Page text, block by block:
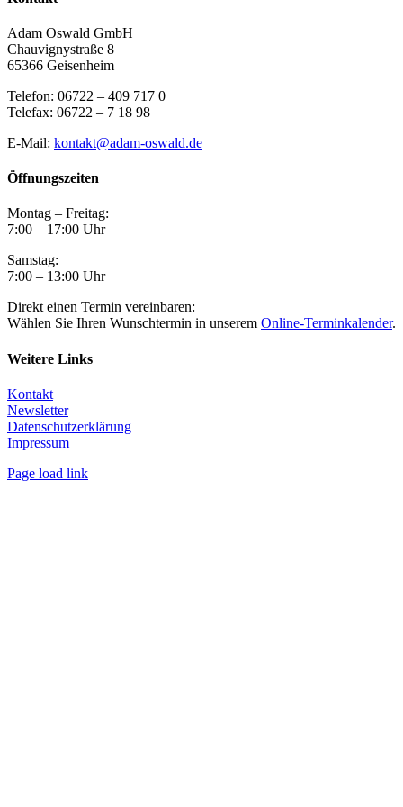
Adam Oswald GmbH
Chauvignystraße 8
65366 Geisenheim
Telefon: 06722 – 409 717 0
Telefax: 06722 – 7 18 98
E-Mail: kontakt@adam-oswald.de
Öffnungszeiten
Montag – Freitag:
7:00 – 17:00 Uhr
Samstag:
7:00 – 13:00 Uhr
Direkt einen Termin vereinbaren:
Wählen Sie Ihren Wunschtermin in unserem Online-Terminkalender.
Weitere Links
Kontakt
Newsletter
Datenschutzerklärung
Impressum
Page load link